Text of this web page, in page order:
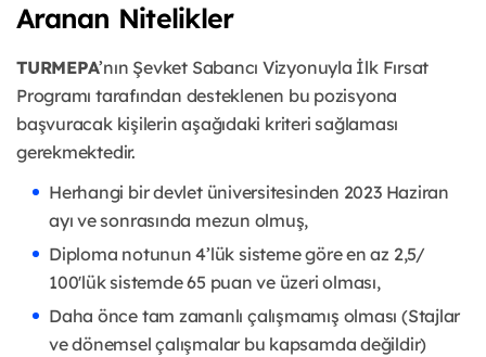
Aranan Nitelikler
TURMEPA’nın Şevket Sabancı Vizyonuyla İlk Fırsat
Programı tarafından desteklenen bu pozisyona
başvuracak kişilerin aşağıdaki kriteri sağlaması
gerekmektedir.
Herhangi bir devlet üniversitesinden 2023 Haziran
ayı ve sonrasında mezun olmuş,
Diploma notunun 4’lük sisteme göre en az 2,5/
100'lük sistemde 65 puan ve üzeri olması,
Daha önce tam zamanlı çalışmamış olması (Stajlar
ve dönemsel çalışmalar bu kapsamda değildir)